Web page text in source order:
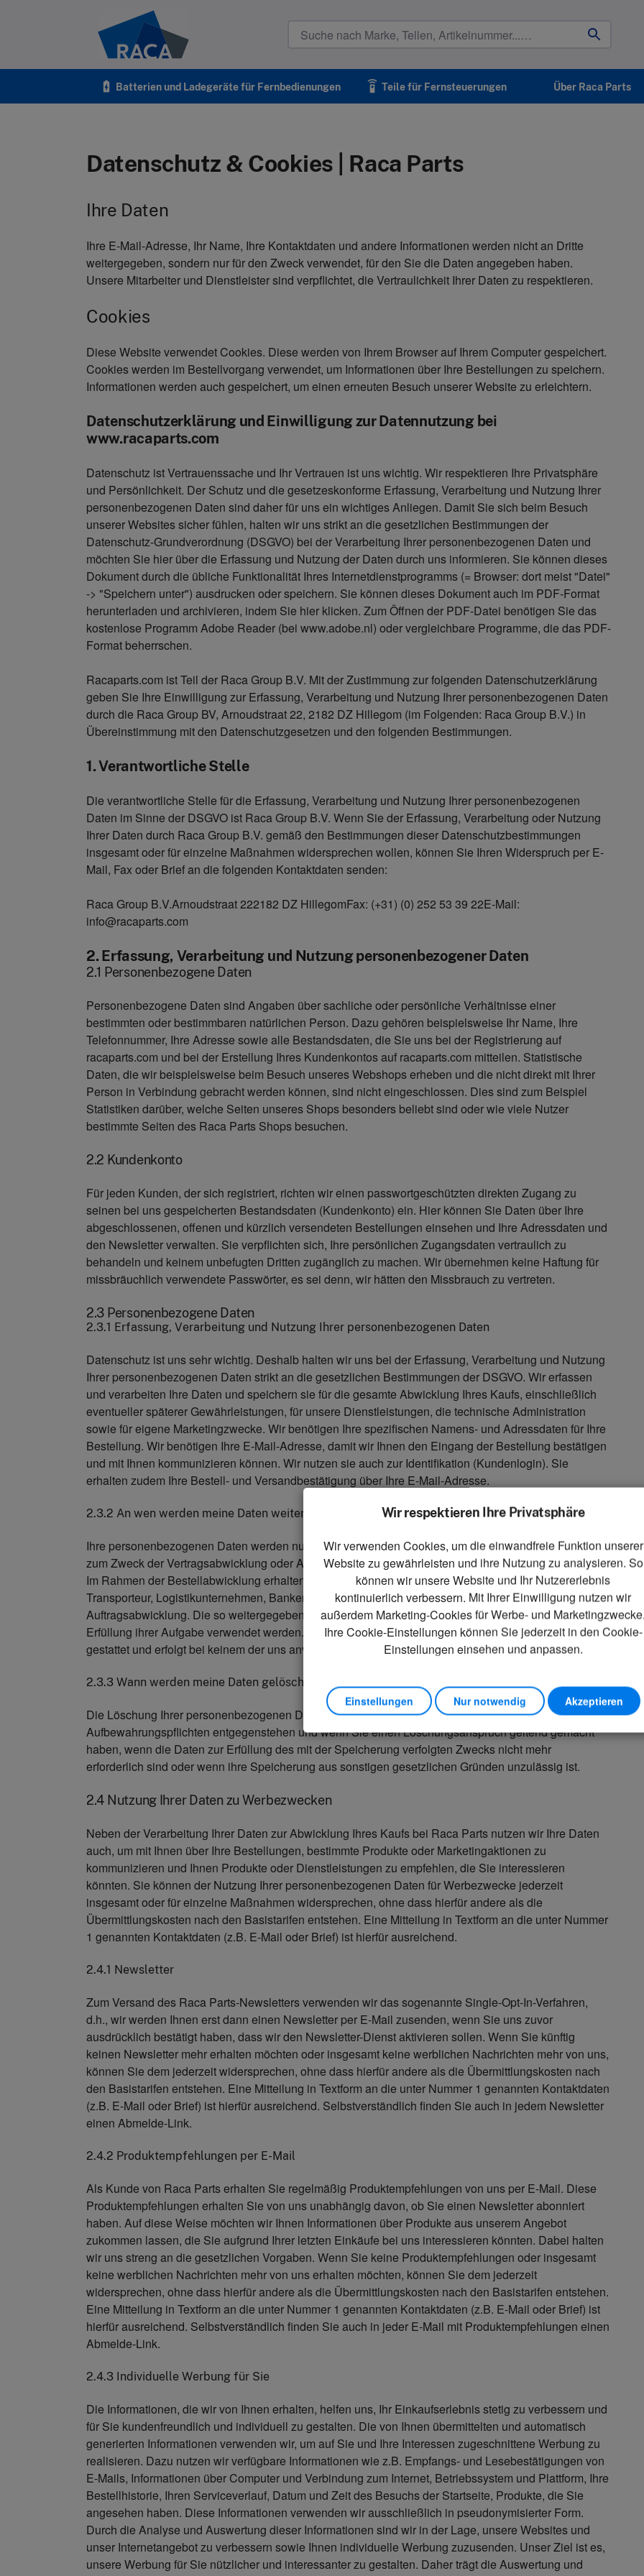
Raca
battery_charging_full Batterien und Ladegeräte für Fernbedienungen settings_remote Teile für Fernsteuerungen Über Raca Parts
Datenschutz & Cookies | Raca Parts
Ihre Daten
Ihre E-Mail-Adresse, Ihr Name, Ihre Kontaktdaten und andere Informationen werden nicht an Dritte
weitergegeben, sondern nur für den Zweck verwendet, für den Sie die Daten angegeben haben.
Unsere Mitarbeiter und Dienstleister sind verpflichtet, die Vertraulichkeit Ihrer Daten zu respektieren.
Cookies
Diese Website verwendet Cookies. Diese werden von Ihrem Browser auf Ihrem Computer gespeichert.
Cookies werden im Bestellvorgang verwendet, um Informationen über Ihre Bestellungen zu speichern.
Informationen werden auch gespeichert, um einen erneuten Besuch unserer Website zu erleichtern.
Datenschutzerklärung und Einwilligung zur Datennutzung bei
www.racaparts.com
Datenschutz ist Vertrauenssache und Ihr Vertrauen ist uns wichtig. Wir respektieren Ihre Privatsphäre
und Persönlichkeit. Der Schutz und die gesetzeskonforme Erfassung, Verarbeitung und Nutzung Ihrer
personenbezogenen Daten sind daher für uns ein wichtiges Anliegen. Damit Sie sich beim Besuch
unserer Websites sicher fühlen, halten wir uns strikt an die gesetzlichen Bestimmungen der
Datenschutz-Grundverordnung (DSGVO) bei der Verarbeitung Ihrer personenbezogenen Daten und
möchten Sie hier über die Erfassung und Nutzung der Daten durch uns informieren. Sie können dieses
Dokument durch die übliche Funktionalität Ihres Internetdienstprogramms (= Browser: dort meist "Datei"
-> "Speichern unter") ausdrucken oder speichern. Sie können dieses Dokument auch im PDF-Format
herunterladen und archivieren, indem Sie hier klicken. Zum Öffnen der PDF-Datei benötigen Sie das
kostenlose Programm Adobe Reader (bei www.adobe.nl) oder vergleichbare Programme, die das PDF-
Format beherrschen.
Racaparts.com ist Teil der Raca Group B.V. Mit der Zustimmung zur folgenden Datenschutzerklärung
geben Sie Ihre Einwilligung zur Erfassung, Verarbeitung und Nutzung Ihrer personenbezogenen Daten
durch die Raca Group BV, Arnoudstraat 22, 2182 DZ Hillegom (im Folgenden: Raca Group B.V.) in
Übereinstimmung mit den Datenschutzgesetzen und den folgenden Bestimmungen.
1. Verantwortliche Stelle
Die verantwortliche Stelle für die Erfassung, Verarbeitung und Nutzung Ihrer personenbezogenen
Daten im Sinne der DSGVO ist Raca Group B.V. Wenn Sie der Erfassung, Verarbeitung oder Nutzung
Ihrer Daten durch Raca Group B.V. gemäß den Bestimmungen dieser Datenschutzbestimmungen
insgesamt oder für einzelne Maßnahmen widersprechen wollen, können Sie Ihren Widerspruch per E-
Mail, Fax oder Brief an die folgenden Kontaktdaten senden:
Raca Group B.V.Arnoudstraat 222182 DZ HillegomFax: (+31) (0) 252 53 39 22E-Mail:
info@racaparts.com
2. Erfassung, Verarbeitung und Nutzung personenbezogener Daten
2.1 Personenbezogene Daten
Personenbezogene Daten sind Angaben über sachliche oder persönliche Verhältnisse einer
bestimmten oder bestimmbaren natürlichen Person. Dazu gehören beispielsweise Ihr Name, Ihre
Telefonnummer, Ihre Adresse sowie alle Bestandsdaten, die Sie uns bei der Registrierung auf
racaparts.com und bei der Erstellung Ihres Kundenkontos auf racaparts.com mitteilen. Statistische
Daten, die wir beispielsweise beim Besuch unseres Webshops erheben und die nicht direkt mit Ihrer
Person in Verbindung gebracht werden können, sind nicht eingeschlossen. Dies sind zum Beispiel
Statistiken darüber, welche Seiten unseres Shops besonders beliebt sind oder wie viele Nutzer
bestimmte Seiten des Raca Parts Shops besuchen.
2.2 Kundenkonto
Für jeden Kunden, der sich registriert, richten wir einen passwortgeschützten direkten Zugang zu
seinen bei uns gespeicherten Bestandsdaten (Kundenkonto) ein. Hier können Sie Daten über Ihre
abgeschlossenen, offenen und kürzlich versendeten Bestellungen einsehen und Ihre Adressdaten und
den Newsletter verwalten. Sie verpflichten sich, Ihre persönlichen Zugangsdaten vertraulich zu
behandeln und keinem unbefugten Dritten zugänglich zu machen. Wir übernehmen keine Haftung für
missbräuchlich verwendete Passwörter, es sei denn, wir hätten den Missbrauch zu vertreten.
2.3 Personenbezogene Daten
2.3.1 Erfassung, Verarbeitung und Nutzung Ihrer personenbezogenen Daten
Datenschutz ist uns sehr wichtig. Deshalb halten wir uns bei der Erfassung, Verarbeitung und Nutzung
Ihrer personenbezogenen Daten strikt an die gesetzlichen Bestimmungen der DSGVO. Wir erfassen
und verarbeiten Ihre Daten und speichern sie für die gesamte Abwicklung Ihres Kaufs, einschließlich
eventueller späterer Gewährleistungen, für unsere Dienstleistungen, die technische Administration
sowie für eigene Marketingzwecke. Wir benötigen Ihre spezifischen Namens- und Adressdaten für Ihre
Bestellung. Wir benötigen Ihre E-Mail-Adresse, damit wir Ihnen den Eingang der Bestellung bestätigen
und mit Ihnen kommunizieren können. Wir nutzen sie auch zur Identifikation (Kundenlogin). Sie
erhalten zudem Ihre Bestell- und Versandbestätigung über Ihre E-Mail-Adresse.
2.3.2 An wen werden meine Daten weitergegeben?
Ihre personenbezogenen Daten werden nur an Dritte weitergegeben oder sonst übermittelt, wenn dies
zum Zweck der Vertragsabwicklung oder Abrechnung erforderlich ist oder Sie zuvor eingewilligt haben.
Im Rahmen der Bestellabwicklung erhalten beispielsweise die von uns eingesetzten Dienstleister (wie
Transporteur, Logistikunternehmen, Banken) die notwendigen Daten zur Bestell- und
Auftragsabwicklung. Die so weitergegebenen Daten dürfen von unseren Dienstleistern lediglich zur
Erfüllung ihrer Aufgabe verwendet werden. Eine anderweitige Nutzung der Informationen ist nicht
gestattet und erfolgt bei keinem der uns anvertrauten Dienstleister.
2.3.3 Wann werden meine Daten gelöscht?
Die Löschung Ihrer personenbezogenen Daten erfolgt, soweit dem keine gesetzlichen
Aufbewahrungspflichten entgegenstehen und wenn Sie einen Löschungsanspruch geltend gemacht
haben, wenn die Daten zur Erfüllung des mit der Speicherung verfolgten Zwecks nicht mehr
erforderlich sind oder wenn ihre Speicherung aus sonstigen gesetzlichen Gründen unzulässig ist.
2.4 Nutzung Ihrer Daten zu Werbezwecken
Neben der Verarbeitung Ihrer Daten zur Abwicklung Ihres Kaufs bei Raca Parts nutzen wir Ihre Daten
auch, um mit Ihnen über Ihre Bestellungen, bestimmte Produkte oder Marketingaktionen zu
kommunizieren und Ihnen Produkte oder Dienstleistungen zu empfehlen, die Sie interessieren
könnten. Sie können der Nutzung Ihrer personenbezogenen Daten für Werbezwecke jederzeit
insgesamt oder für einzelne Maßnahmen widersprechen, ohne dass hierfür andere als die
Übermittlungskosten nach den Basistarifen entstehen. Eine Mitteilung in Textform an die unter Nummer
1 genannten Kontaktdaten (z.B. E-Mail oder Brief) ist hierfür ausreichend.
2.4.1 Newsletter
Zum Versand des Raca Parts-Newsletters verwenden wir das sogenannte Single-Opt-In-Verfahren,
d.h., wir werden Ihnen erst dann einen Newsletter per E-Mail zusenden, wenn Sie uns zuvor
ausdrücklich bestätigt haben, dass wir den Newsletter-Dienst aktivieren sollen. Wenn Sie künftig
keinen Newsletter mehr erhalten möchten oder insgesamt keine werblichen Nachrichten mehr von uns,
können Sie dem jederzeit widersprechen, ohne dass hierfür andere als die Übermittlungskosten nach
den Basistarifen entstehen. Eine Mitteilung in Textform an die unter Nummer 1 genannten Kontaktdaten
(z.B. E-Mail oder Brief) ist hierfür ausreichend. Selbstverständlich finden Sie auch in jedem Newsletter
einen Abmelde-Link.
2.4.2 Produktempfehlungen per E-Mail
Als Kunde von Raca Parts erhalten Sie regelmäßig Produktempfehlungen von uns per E-Mail. Diese
Produktempfehlungen erhalten Sie von uns unabhängig davon, ob Sie einen Newsletter abonniert
haben. Auf diese Weise möchten wir Ihnen Informationen über Produkte aus unserem Angebot
zukommen lassen, die Sie aufgrund Ihrer letzten Einkäufe bei uns interessieren könnten. Dabei halten
wir uns streng an die gesetzlichen Vorgaben. Wenn Sie keine Produktempfehlungen oder insgesamt
keine werblichen Nachrichten mehr von uns erhalten möchten, können Sie dem jederzeit
widersprechen, ohne dass hierfür andere als die Übermittlungskosten nach den Basistarifen entstehen.
Eine Mitteilung in Textform an die unter Nummer 1 genannten Kontaktdaten (z.B. E-Mail oder Brief) ist
hierfür ausreichend. Selbstverständlich finden Sie auch in jeder E-Mail mit Produktempfehlungen einen
Abmelde-Link.
2.4.3 Individuelle Werbung für Sie
Die Informationen, die wir von Ihnen erhalten, helfen uns, Ihr Einkaufserlebnis stetig zu verbessern und
für Sie kundenfreundlich und individuell zu gestalten. Die von Ihnen übermittelten und automatisch
generierten Informationen verwenden wir, um auf Sie und Ihre Interessen zugeschnittene Werbung zu
realisieren. Dazu nutzen wir verfügbare Informationen wie z.B. Empfangs- und Lesebestätigungen von
E-Mails, Informationen über Computer und Verbindung zum Internet, Betriebssystem und Plattform, Ihre
Bestellhistorie, Ihren Serviceverlauf, Datum und Zeit des Besuchs der Startseite, Produkte, die Sie
angesehen haben. Diese Informationen verwenden wir ausschließlich in pseudonymisierter Form.
Durch die Analyse und Auswertung dieser Informationen sind wir in der Lage, unsere Websites und
unser Internetangebot zu verbessern sowie Ihnen individuelle Werbung zuzusenden. Unser Ziel ist es,
unsere Werbung für Sie nützlicher und interessanter zu gestalten. Daher trägt die Auswertung und
Wir respektieren Ihre Privatsphäre
Wir verwenden Cookies, um die einwandfreie Funktion unserer
Website zu gewährleisten und ihre Nutzung zu analysieren. So
können wir unsere Website und Ihr Nutzererlebnis
kontinuierlich verbessern. Mit Ihrer Einwilligung nutzen wir
außerdem Marketing-Cookies für Werbe- und
Ihre Cookie-Einstellungen können Sie jederzeit in den Cookie-
Einstellungen einsehen und anpassen.
Einstellungen Nur notwendig Akzeptieren